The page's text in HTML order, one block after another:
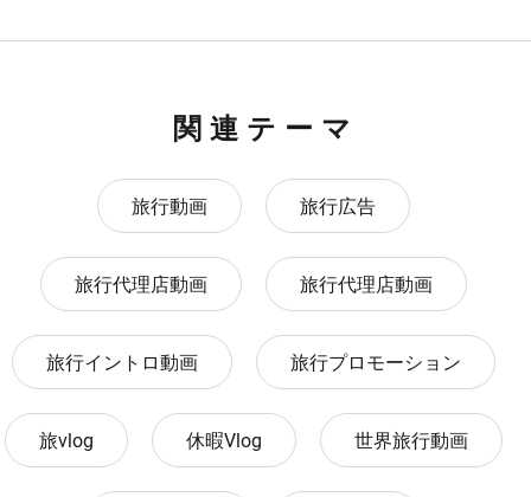
関連テーマ
旅行動画 旅行広告
旅行代理店動画 旅行代理店動画
旅行イントロ動画 旅行プロモーション
旅vlog 休暇Vlog 世界旅行動画